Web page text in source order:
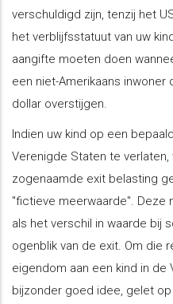
verschuldigd zijn, tenzij het
het verblijfsstatuut van uw
aangifte moeten doen
een niet-Amerikaans inwoner
dollar overstijgen.
Indien uw kind op een
Verenigde Staten te
zogenaamde exit belasting
"fictieve meerwaarde". Deze
als het verschil in waarde bij
ogenblik van de exit. Om die
eigendom aan een kind in de
bijzonder goed idee, gelet